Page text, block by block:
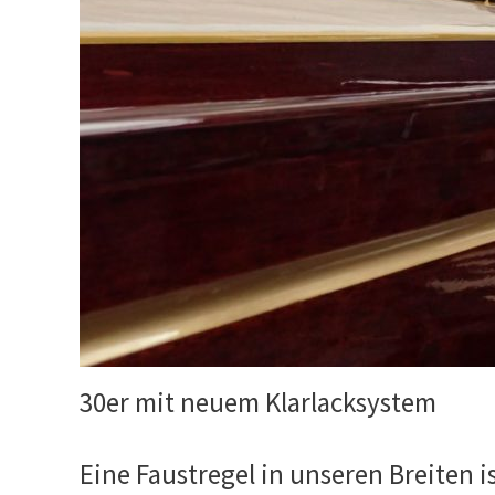
30er mit neuem Klarlacksystem
Eine Faustregel in unseren Breiten